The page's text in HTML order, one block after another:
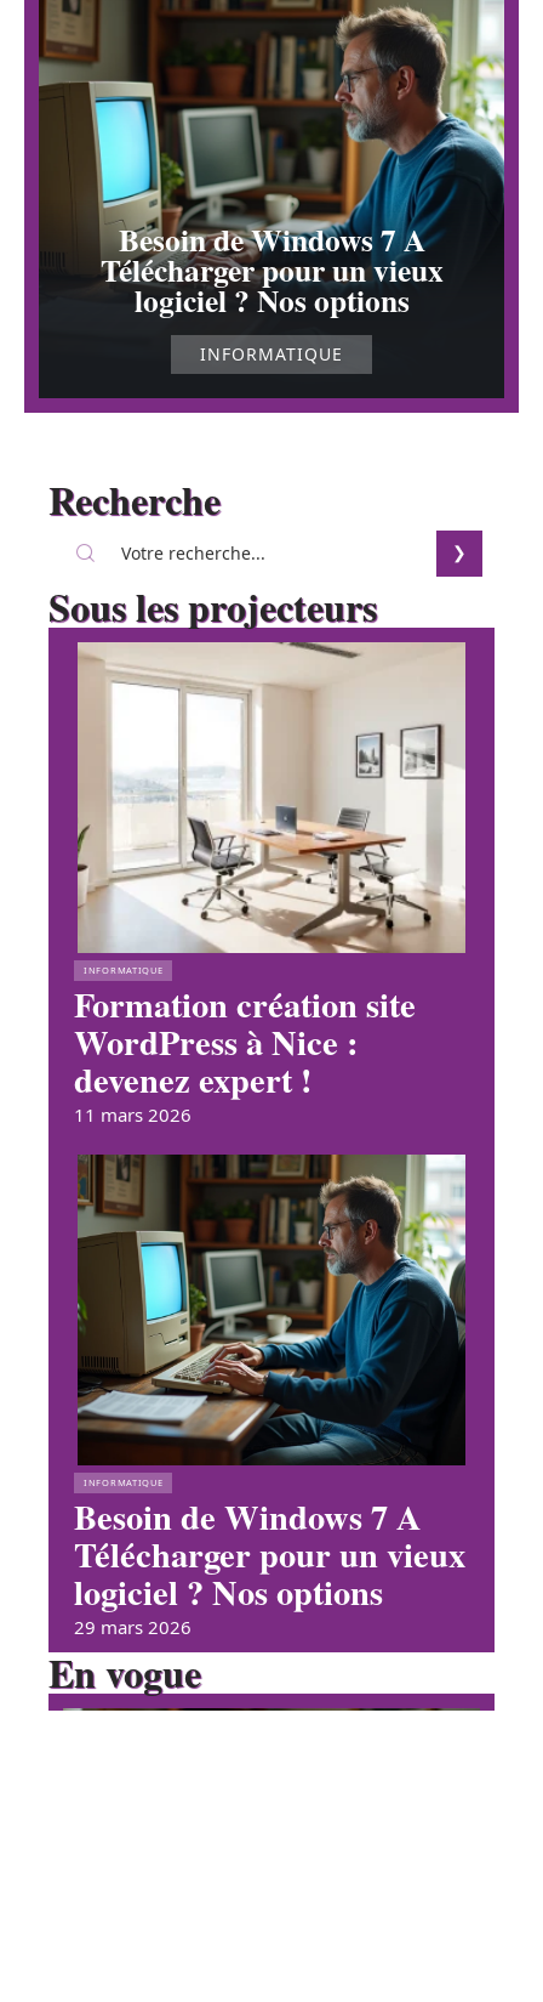
Besoin de Windows 7 A
Télécharger pour un vieux
logiciel ? Nos options
INFORMATIQUE
Recherche
Sous les projecteurs
INFORMATIQUE
Formation création site
WordPress à Nice :
devenez expert !
11 mars 2026
INFORMATIQUE
Besoin de Windows 7 A
Télécharger pour un vieux
logiciel ? Nos options
29 mars 2026
En vogue